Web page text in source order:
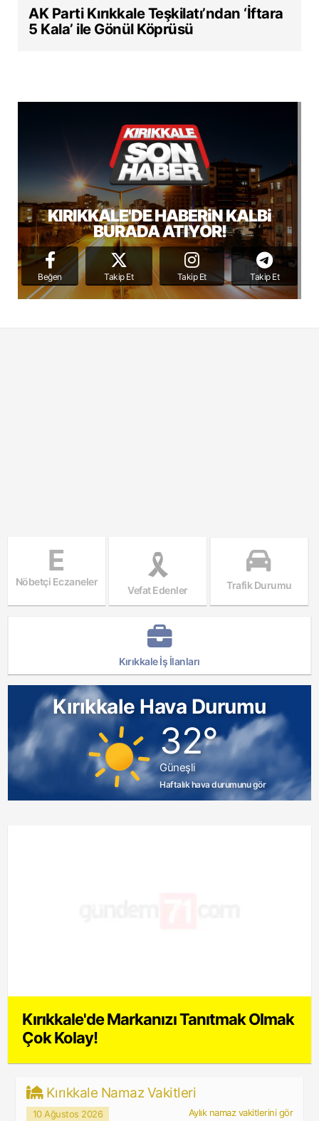
AK Parti Kırıkkale Teşkilatı’ndan ‘İftara
5 Kala’ ile Gönül Köprüsü
KIRIKKALE'DE HABERiN KALBi
BURADA ATIYOR!
Beğen Takip Et Takip Et Takip Et
E
Nöbetçi Eczaneler
Vefat Edenler Trafik Durumu
Kırıkkale İş İlanları
Kırıkkale Hava Durumu
32°
Güneşli
Haftalık hava durumunu gör
Kırıkkale'de Markanızı Tanıtmak Olmak
Çok Kolay!
Kırıkkale Namaz Vakitleri
10 Ağustos 2026 Aylık namaz vakitlerini gör